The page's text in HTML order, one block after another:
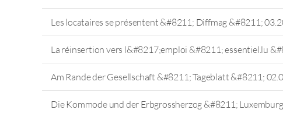
Les locataires se présentent &#8211; Diffmag &#8211;
La réinsertion vers l&#8217;emploi &#8211; essentiel.lu
Am Rande der Gesellschaft &#8211; Tageblatt &#8211;
Die Kommode und der Erbgrossherzog &#8211;